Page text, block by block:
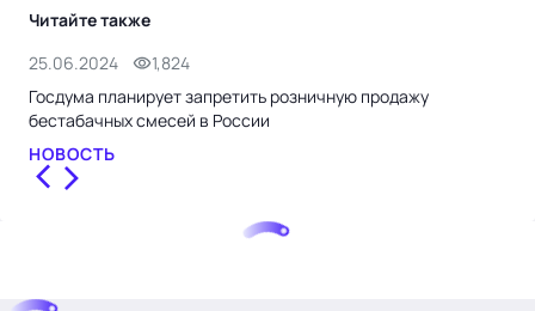
Читайте также
25.06.2024
1,824
Госдума планирует запретить розничную продажу
бестабачных смесей в России
НОВОСТЬ